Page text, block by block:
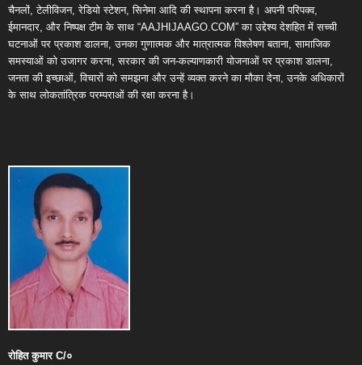
चैनलों, टेलीविजन, रेडियो स्टेशन, सिनेमा आदि की स्थापना करना है। अपनी परिपक्व,
ईमानदार, और निष्पक्ष टीम के साथ “AAJHIJAAGO.COM” का उद्देश्य देशहित में सच्ची
घटनाओं पर प्रकाश डालना, उनका गुणात्मक और मात्रात्मक विश्लेषण बताना, सामाजिक
समस्याओं को उजागर करना, सरकार की जन-कल्याणकारी योजनाओं पर प्रकाश डालना,
जनता की इच्छाओं, विचारों को समझना और उन्हें व्यक्त करने का मौका देना, उनके अधिकारों
के साथ लोकतांत्रिक परम्पराओं की रक्षा करना है।
रोहित कुमारC/०